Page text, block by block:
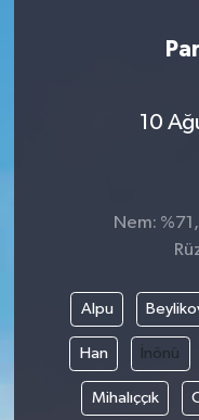
10
Nem:
Alpu
Han İnönü
Mihalıççık
İlçe Haberleri
Kültür & Sanat
Magazin